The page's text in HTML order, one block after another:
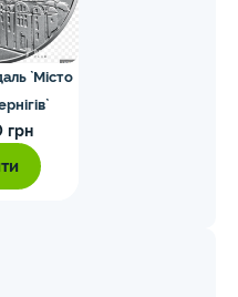
`Місто
грн